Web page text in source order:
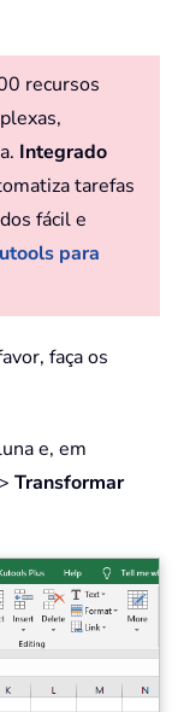
recursos
Integrado
tarefas
fácil e
para
faça os
e, em
> Transformar